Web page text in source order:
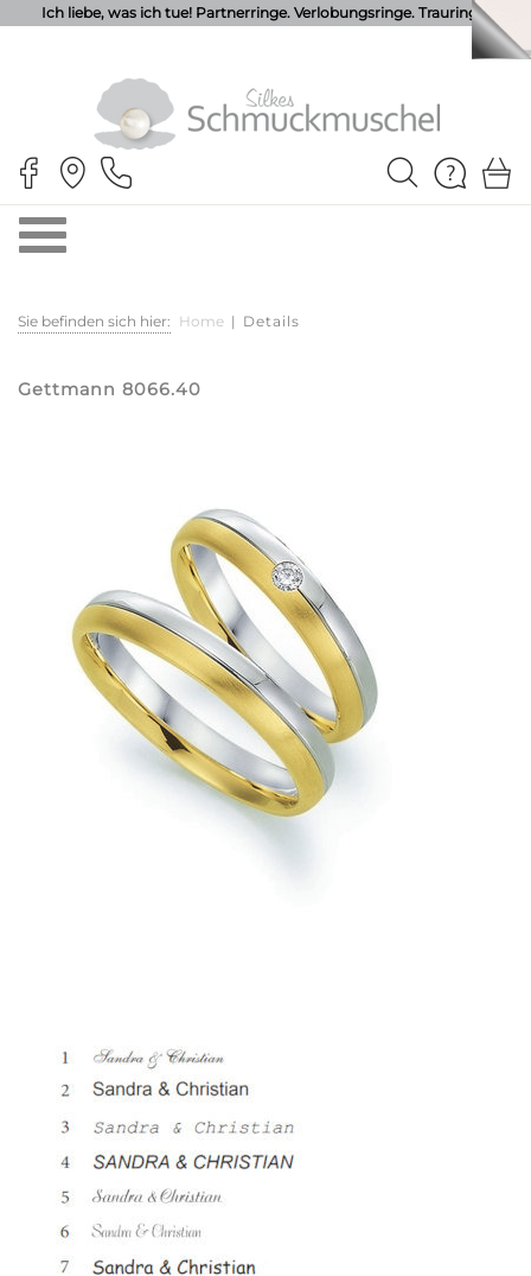
Ich liebe, was ich tue! Partnerringe. Verlobungsringe. Trauringe.
Sie befinden sich hier: Home | Details
Gettmann 8066.40